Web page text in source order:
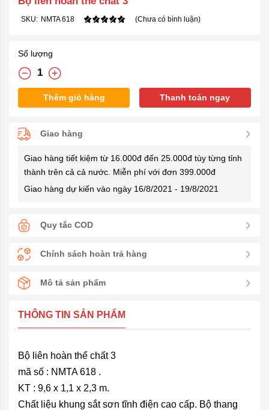
SKU: NMTA 618 (Chưa có bình luận)
Số lượng
Thêm giỏ hàng Thanh toán ngay
Giao hàng
Giao hàng tiết kiệm từ 16.000đ đến 25.000đ tùy từng tỉnh
thành trên cả cả nước. Miễn phí với đơn 399.000đ
Giao hàng dự kiến vào ngày 16/8/2021 - 19/8/2021
Quy tắc COD
Chính sách hoàn trả hàng
Mô tả sản phẩm
THÔNG TIN SẢN PHẨM
Bộ liên hoàn thể chất 3
mã số : NMTA 618 .
KT : 9,6 x 1,1 x 2,3 m.
Chất liệu khung sắt sơn tĩnh điện cao cấp. Bộ thang